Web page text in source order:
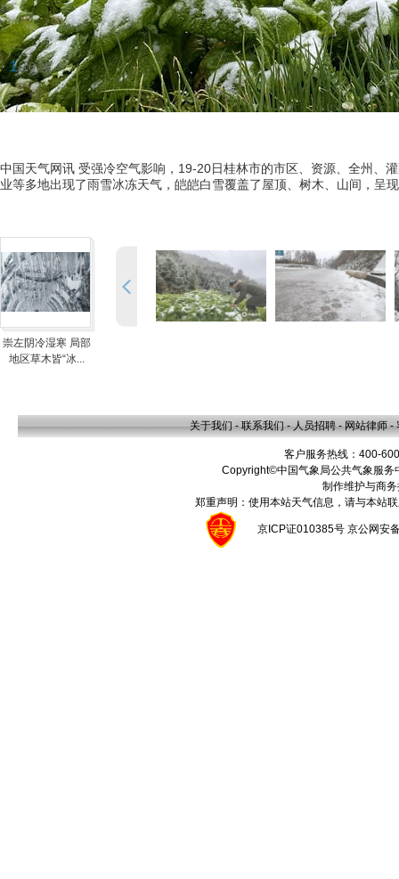
1/16 张
中国天气网讯 受强冷空气影响，19-20日桂林市的市区、资源、全州、
业等多地出现了雨雪冰冻天气，皑皑白雪覆盖了屋顶、树木、山间，呈
崇左阴冷湿寒 局部
地区草木皆“冰...
关于我们 - 联系我们 - 人员招聘 - 网站律师 -
客户服务热线：400-
Copyright©中国气象局公共气象服
制作维护与商
郑重声明：使用本站天气信息，请与本站
京ICP证010385号 京公网安